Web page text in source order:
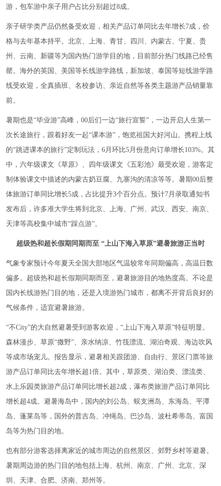
游，包车游中亲子用户占比分别超过8成。
亲子研学类产品仍然备受欢迎，相关产品订单同比去年增长7成，价
格与去年基本持平。北京、上海、青甘、四川、内蒙古、宁夏、贵
州、云南、新疆等为国内热门游学目的地，目前部分热门线路已经售
罄。海外的英国、美国等长线游学路线，新加坡、泰国等短线游学路
线受欢迎，全真插班、名校参访、亲近自然等各类主题游产品销量靠
前。
暑期也是“毕业游”高峰，00后们一边“旅行宣誓”，一边开启人生第一
次长途旅行，跟着好友一起“课本游”，饱览祖国大好河山。携程上线
的“跳进课本的旅行”定制玩法，6月环比5月份意向订单增长103%。其
中，六年级课文《草原》、四年级课文《五彩池》最受欢迎，游客定
制体验课文中描述的内蒙古奶豆腐、九寨沟的清凉等等。暑期00后整
体旅游订单同比增长5成，占比提升3个百分点。预计7月录取通知书
发布后，许多准大学生将到北京、上海、广州、武汉、西安、南京、
天津等高校集中城市“踩点游”。
超级热和超长假期同期而至 “上山下海入草原”避暑旅游正当时
气象专家预计今年夏天全国大部地区气温较常年同期偏高，高温日数
偏多。超级热和超长假期同期而至，避暑旅游目的地热度高。不论是
国内长线游热门目的地，还是入境游热门城市，都离不开背后良好的
气候条件，适宜避暑旅游。
“不City”的大自然避暑受到游客欢迎，“上山下海入草原”特征明显。
森林漫步、草原“撒野”、亲水纳凉、竹筏漂流、湖泊奇观、海边吹风
等成市场宠儿。报告显示，避暑相关跟团游、自由行、景区门票等旅
游产品订单同比去年增长超1倍。其中，草原类、湖泊类、漂流类、
水上乐园类旅游产品订单同比增长超2成，瀑布类旅游产品订单同比
增长超4成。避暑海岛中，国内的刘公岛、蜈支洲岛、东海岛、平潭
岛、蓬莱岛等，国外的普吉岛、冲绳岛、巴沙岛、波杜希蒂岛、富国
岛等为热门目的地。
也有部分游客选择离家近的城市周边的自然景区、郊野乡村等避暑。
暑期周边游的热门目的地包括上海、杭州、南京、广州、北京、深
圳、天津、合肥、济南、郑州等。